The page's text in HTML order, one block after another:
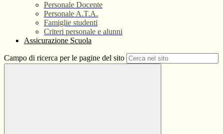
Personale Docente
Personale A.T.A.
Famiglie studenti
Criteri personale e alunni
Assicurazione Scuola
Campo di ricerca per le pagine del sito